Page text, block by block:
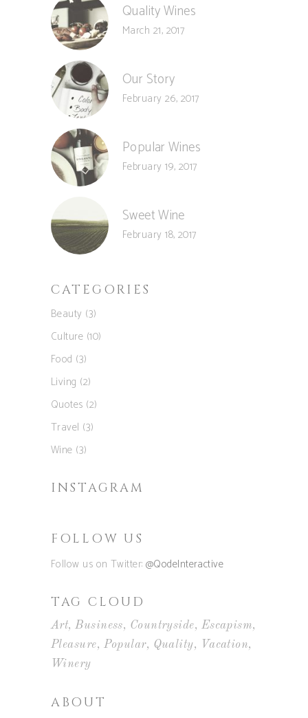
Quality Wines
March 21, 2017
Our Story
February 26, 2017
Popular Wines
February 19, 2017
Sweet Wine
February 18, 2017
CATEGORIES
Beauty (3)
Culture (10)
Food (3)
Living (2)
Quotes (2)
Travel (3)
Wine (3)
INSTAGRAM
FOLLOW US
Follow us on Twitter: @QodeInteractive
TAG CLOUD
Art Business Countryside
Escapism
Pleasure
Popular Quality
Vacation
Winery
ABOUT